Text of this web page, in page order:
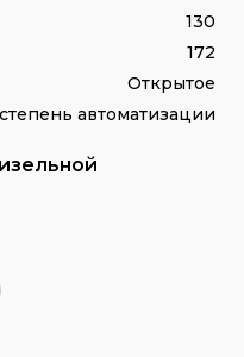
130
172
Открытое
автоматизации